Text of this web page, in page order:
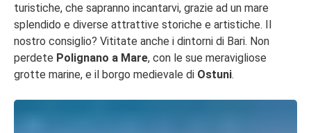
turistiche, che sapranno incantarvi, grazie ad un mare
splendido e diverse attrattive storiche e artistiche. Il
nostro consiglio? Vititate anche i dintorni di Bari. Non
perdete Polignano a Mare, con le sue meravigliose
grotte marine, e il borgo medievale di Ostuni.